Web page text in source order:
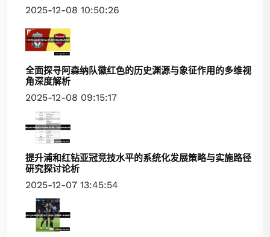
2025-12-08 10:50:26
全面探寻阿森纳队徽红色的历史渊源与象征作用的多维视
角深度解析
2025-12-08 09:15:17
提升浦和红钻亚冠竞技水平的系统化发展策略与实施路径
研究探讨论析
2025-12-07 13:45:54